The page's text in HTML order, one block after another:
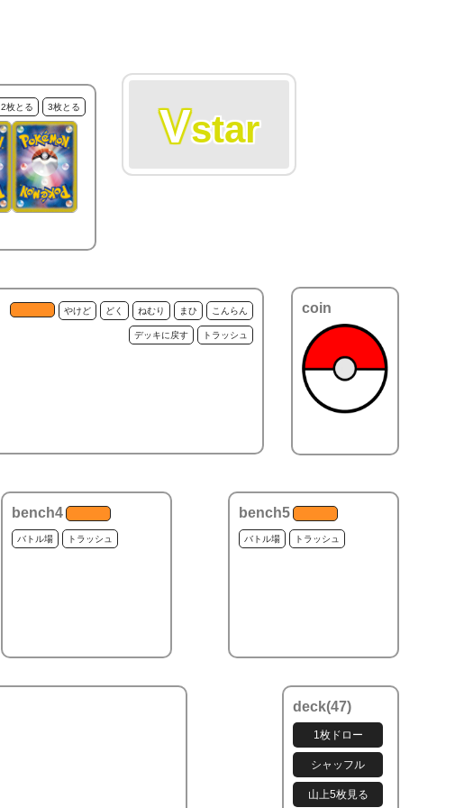
2枚とる 3枚とる Vstar
やけど どく ねむり まひ こんらん
デッキに戻す トラッシュ
coin
bench4
バトル場 トラッシュ
bench5
バトル場 トラッシュ
deck(47)